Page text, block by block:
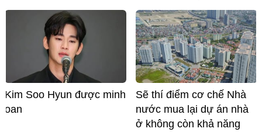
Kim Soo Hyun được minh
oan
Sẽ thí điểm cơ chế Nhà
nước mua lại dự án nhà
ở không còn khả năng